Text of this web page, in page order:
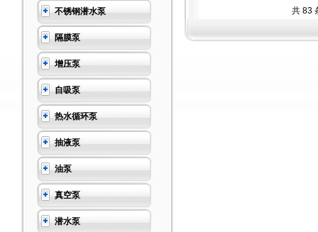
不锈钢潜水泵
隔膜泵
增压泵
自吸泵
热水循环泵
抽液泵
油泵
真空泵
潜水泵
共 83